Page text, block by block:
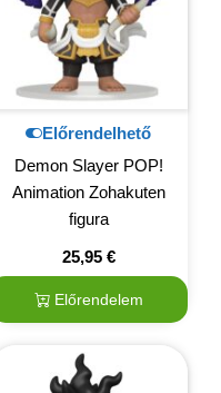
Előrendelhető
Demon Slayer POP!
Animation Zohakuten
figura
25,95 €
Előrendelem